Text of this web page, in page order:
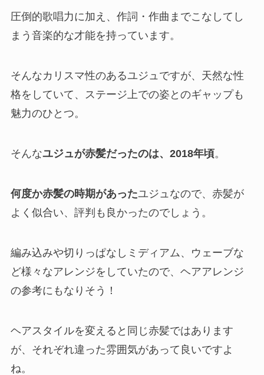
圧倒的歌唱力に加え、作詞・作曲までこなしてし
まう音楽的な才能を持っています。
そんなカリスマ性のあるユジュですが、天然な性
格をしていて、ステージ上での姿とのギャップも
魅力のひとつ。
そんなユジュが赤髪だったのは、2018年頃。
何度か赤髪の時期があったユジュなので、赤髪が
よく似合い、評判も良かったのでしょう。
編み込みや切りっぱなしミディアム、ウェーブな
ど様々なアレンジをしていたので、ヘアアレンジ
の参考にもなりそう！
ヘアスタイルを変えると同じ赤髪ではあります
が、それぞれ違った雰囲気があって良いですよ
ね。